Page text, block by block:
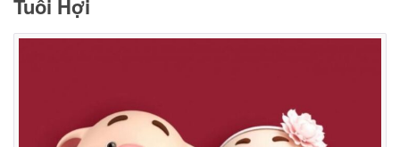
Tuổi Hợi